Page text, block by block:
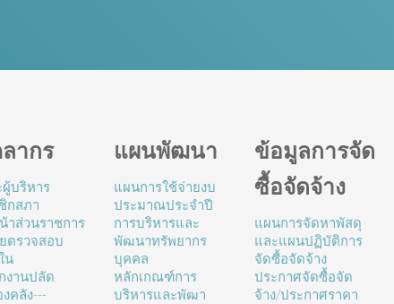
ากร
บริหาร
กสภา
าส่วนราชการ
ตรวจสอบ
น
งานปลัด
คลัง---
แผนพัฒนา
แผนการใช้จ่ายงบ
ประมาณประจำปี
การบริหารและ
พัฒนาทรัพยากร
บุคคล
หลักเกณฑ์การ
บริหารและพัฒา
ข้อมูลการจัด
ซื้อจัดจ้าง
แผนการจัดหาพัสดุ
และแผนปฏิบัติการ
จัดซื้อจัดจ้าง
ประกาศจัดซื้อจัด
จ้าง/ประกาศราคา